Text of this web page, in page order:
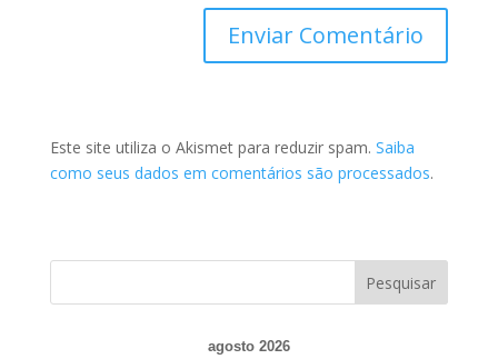
Este site utiliza o Akismet para reduzir spam. Saiba
como seus dados em comentários são processados.
agosto 2026